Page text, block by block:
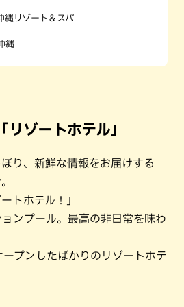
縄リゾート＆スパ
縄
ゾートホテル」
り、新鮮な情報をお届けする
トホテル！」
ンプール。最高の非日常を味わ
プンしたばかりのリゾートホテ